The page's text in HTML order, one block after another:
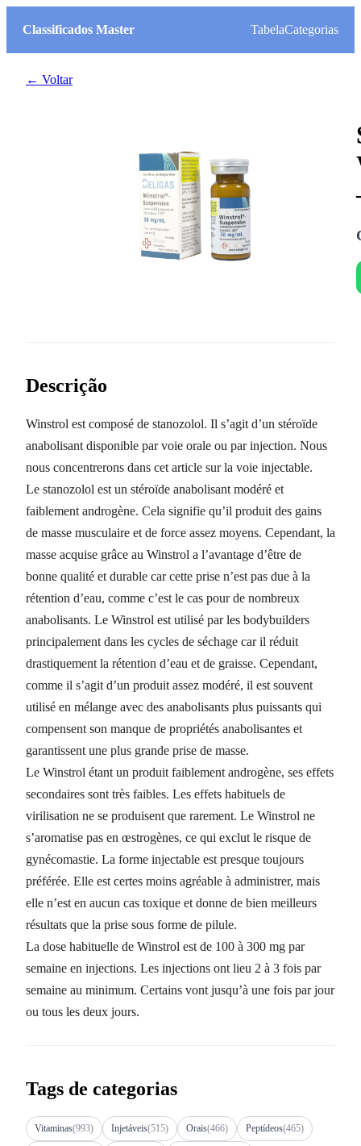
Classificados Master TabelaCategorias
← Voltar
Descrição
Winstrol est composé de stanozolol. Il s’agit d’un stéroïde
anabolisant disponible par voie orale ou par injection. Nous
nous concentrerons dans cet article sur la voie injectable.
Le stanozolol est un stéroïde anabolisant modéré et
faiblement androgène. Cela signifie qu’il produit des gains
de masse musculaire et de force assez moyens. Cependant, la
masse acquise grâce au Winstrol a l’avantage d’être de
bonne qualité et durable car cette prise n’est pas due à la
rétention d’eau, comme c’est le cas pour de nombreux
anabolisants. Le Winstrol est utilisé par les bodybuilders
principalement dans les cycles de séchage car il réduit
drastiquement la rétention d’eau et de graisse. Cependant,
comme il s’agit d’un produit assez modéré, il est souvent
utilisé en mélange avec des anabolisants plus puissants qui
compensent son manque de propriétés anabolisantes et
garantissent une plus grande prise de masse.
Le Winstrol étant un produit faiblement androgène, ses effets
secondaires sont très faibles. Les effets habituels de
virilisation ne se produisent que rarement. Le Winstrol ne
s’aromatise pas en œstrogènes, ce qui exclut le risque de
gynécomastie. La forme injectable est presque toujours
préférée. Elle est certes moins agréable à administrer, mais
elle n’est en aucun cas toxique et donne de bien meilleurs
résultats que la prise sous forme de pilule.
La dose habituelle de Winstrol est de 100 à 300 mg par
semaine en injections. Les injections ont lieu 2 à 3 fois par
semaine au minimum. Certains vont jusqu’à une fois par jour
ou tous les deux jours.
Tags de categorias
Vitaminas(993) Injetáveis(515) Orais(466) Peptídeos(465)